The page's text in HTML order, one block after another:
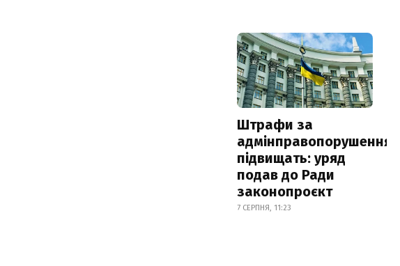
Штрафи за
адмінправопорушення
підвищать: уряд
подав до Ради
законопроєкт
7 СЕРПНЯ, 11:23